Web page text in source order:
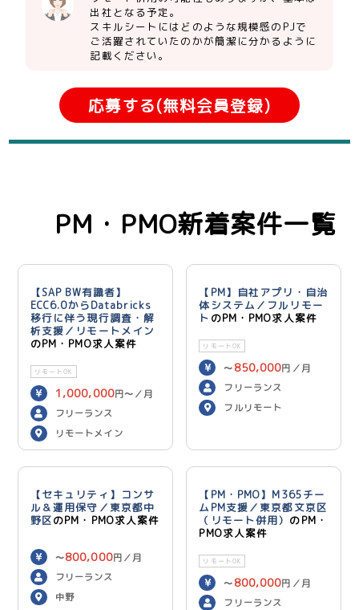
出社となる予定。
スキルシートにはどのような規模感のPJで
ご活躍されていたのかが簡潔に分かるように
記載ください。
応募する(無料会員登録)
PM・PMO新着案件一覧
【SAP BW有識者】
ECC6.0からDatabricks
移行に伴う現行調査・解
析支援／リモートメイン
のPM・PMO求人案件
リモートOK
1,000,000円〜／月
フリーランス
リモートメイン
【PM】自社アプリ・自治
体システム／フルリモー
ト のPM・PMO求人案件
リモートOK
〜 850,000円／月
フリーランス
フルリモート
【セキュリティ】コンサ
ル＆運用保守／東京都中
野区のPM・PMO求人案件
〜800,000円／月
フリーランス
中野
【PM・PMO】M365チー
ムPM支援／東京都文京区
（リモート併用） のPM・
PMO求人案件
リモートOK
〜 800,000円／月
フリーランス